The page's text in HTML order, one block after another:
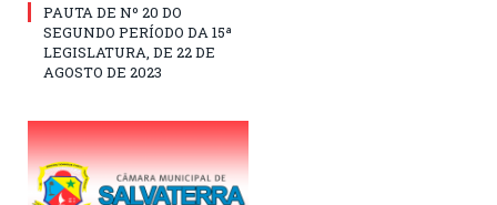
PAUTA DE Nº 20 DO
SEGUNDO PERÍODO DA 15ª
LEGISLATURA, DE 22 DE
AGOSTO DE 2023